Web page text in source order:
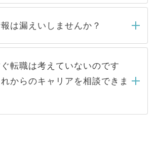
到を避けるため 人気のある医療機
てしまうと、応募が殺到する場
機関が求める条件に合った人材の
紹介会社に依頼するケースが増え
を強要することは一切ありませ
、仮に応募先から内定をいただい
る必要はありません。内定先へ
連絡はキャリアパートナーが行い
は漏えいしませんか？
漏えいすることはありませんの
心ください。当サイトからの登録
集したご登録者様の個人情報は、
キャリアアップおよび転職活動の
的に使用いたします。お預かりし
ての個人データはご本人の許可
転職は考えていないのです
からのキャリアを相談できま